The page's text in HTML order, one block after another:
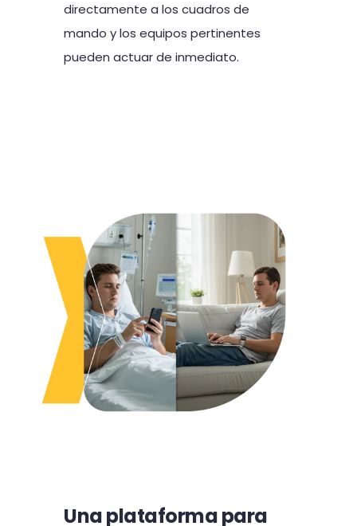
directamente a los cuadros de
mando y los equipos pertinentes
pueden actuar de inmediato.
Una plataforma para